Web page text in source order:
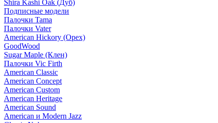
Shira Kashi Oak (Дуб)
Подписные модели
Палочки Tama
Палочки Vater
American Hickory (Орех)
GoodWood
Sugar Maple (Клен)
Палочки Vic Firth
American Classic
American Concept
American Custom
American Heritage
American Sound
American и Modern Jazz